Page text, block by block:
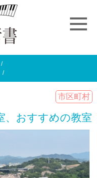
市区町村
、おすすめの教室